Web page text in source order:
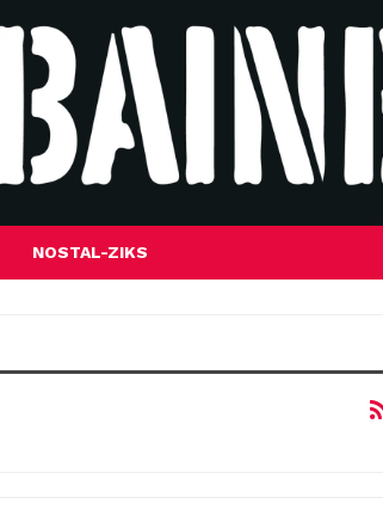
NOSTAL-ZIKS